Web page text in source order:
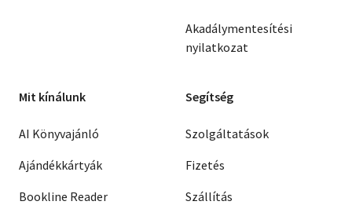
Akadálymentesítési
nyilatkozat
Mit kínálunk
AI Könyvajánló
Ajándékkártyák
Bookline Reader
Segítség
Szolgáltatások
Fizetés
Szállítás